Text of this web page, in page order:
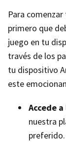
Para
primero que
juego en tu
través de los
tu dispositivo
este
Accede
nuestra
preferido.